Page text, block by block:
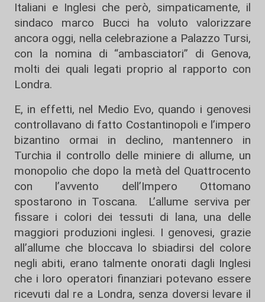
Italiani e Inglesi che però, simpaticamente, il
sindaco marco Bucci ha voluto valorizzare
ancora oggi, nella celebrazione a Palazzo Tursi,
con la nomina di “ambasciatori” di Genova,
molti dei quali legati proprio al rapporto con
Londra.
E, in effetti, nel Medio Evo, quando i genovesi
controllavano di fatto Costantinopoli e l’impero
bizantino ormai in declino, mantennero in
Turchia il controllo delle miniere di allume, un
monopolio che dopo la metà del Quattrocento
con l’avvento dell’Impero Ottomano
spostarono in Toscana. L’allume serviva per
fissare i colori dei tessuti di lana, una delle
maggiori produzioni inglesi. I genovesi, grazie
all’allume che bloccava lo sbiadirsi del colore
negli abiti, erano talmente onorati dagli Inglesi
che i loro operatori finanziari potevano essere
ricevuti dal re a Londra, senza doversi levare il